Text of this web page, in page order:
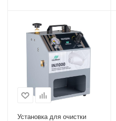
Установка для очистки